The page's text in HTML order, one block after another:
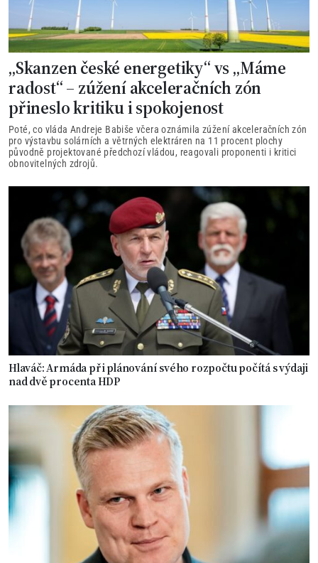
„Skanzen české energetiky“ vs „Máme
radost“ – zúžení akceleračních zón
přineslo kritiku i spokojenost
Poté, co vláda Andreje Babiše včera oznámila zúžení akceleračních zón
pro výstavbu solárních a větrných elektráren na 11 procent plochy
původně projektované předchozí vládou, reagovali proponenti i kritici
obnovitelných zdrojů.
Hlaváč: Armáda při plánování svého rozpočtu počítá s výdaji
nad dvě procenta HDP